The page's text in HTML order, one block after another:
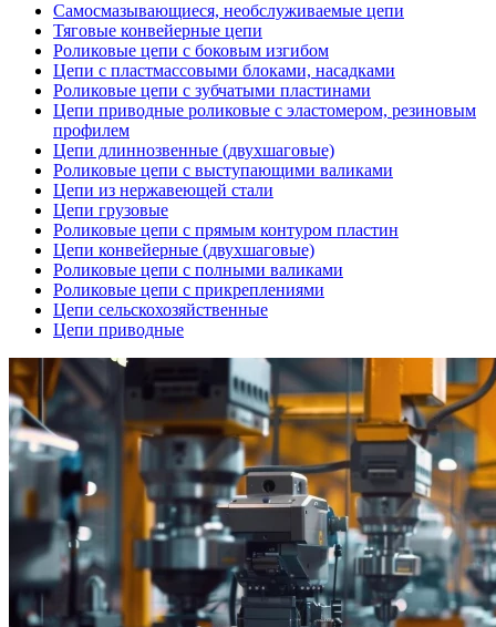
Самосмазывающиеся, необслуживаемые цепи
Тяговые конвейерные цепи
Роликовые цепи с боковым изгибом
Цепи с пластмассовыми блоками, насадками
Роликовые цепи с зубчатыми пластинами
Цепи приводные роликовые с эластомером, резиновым
профилем
Цепи длиннозвенные (двухшаговые)
Роликовые цепи с выступающими валиками
Цепи из нержавеющей стали
Цепи грузовые
Роликовые цепи с прямым контуром пластин
Цепи конвейерные (двухшаговые)
Роликовые цепи с полными валиками
Роликовые цепи с прикреплениями
Цепи сельскохозяйственные
Цепи приводные